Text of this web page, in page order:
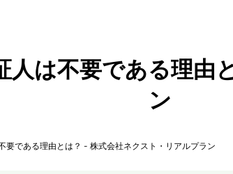
人は不要である理由
ン
要である理由とは？ - 株式会社ネクスト・リアルプラン